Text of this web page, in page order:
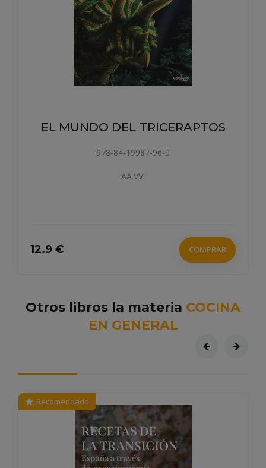
EL MUNDO DEL TRICERAPTOS
978-84-19987-96-9
AA.VV.
12.9 € COMPRAR
Otros libros la materia COCINA
EN GENERAL
Recomendado